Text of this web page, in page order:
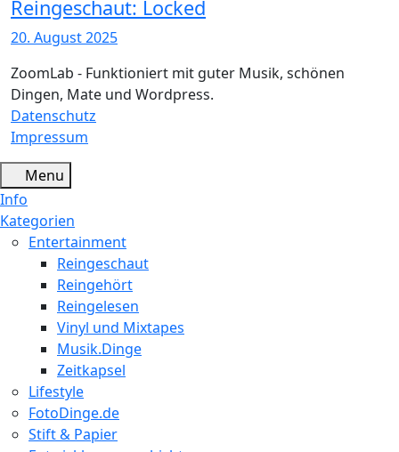
Reingeschaut: Locked
20. August 2025
ZoomLab - Funktioniert mit guter Musik, schönen
Dingen, Mate und Wordpress.
Datenschutz
Impressum
Menu
Info
Kategorien
Entertainment
Reingeschaut
Reingehört
Reingelesen
Vinyl und Mixtapes
Musik.Dinge
Zeitkapsel
Lifestyle
FotoDinge.de
Stift & Papier